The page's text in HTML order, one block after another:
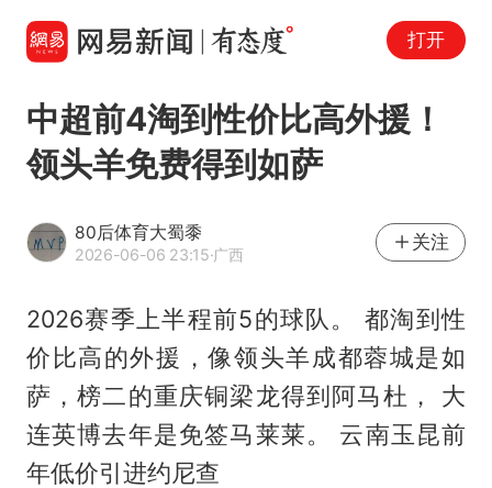
打开
中超前4淘到性价比高外援！
领头羊免费得到如萨
80后体育大蜀黍
2026-06-06 23:15·广西
关注
2026赛季上半程前5的球队。 都淘到性
价比高的外援，像领头羊成都蓉城是如
萨，榜二的重庆铜梁龙得到阿马杜， 大
连英博去年是免签马莱莱。 云南玉昆前
年低价引进约尼查